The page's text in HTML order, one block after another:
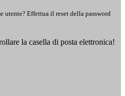
utente? Effettua il reset della password
la casella di posta elettronica!